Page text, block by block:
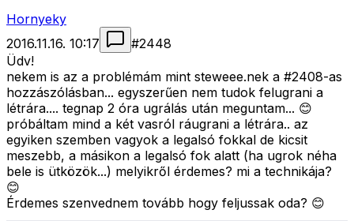
Hornyeky
2016.11.16. 10:17
#2448
Üdv!
nekem is az a problémám mint steweee.nek a #2408-as
hozzászólásban... egyszerűen nem tudok felugrani a
létrára.... tegnap 2 óra ugrálás után meguntam... 😊
próbáltam mind a két vasról ráugrani a létrára.. az
egyiken szemben vagyok a legalsó fokkal de kicsit
meszebb, a másikon a legalsó fok alatt (ha ugrok néha
bele is ütközök...) melyikről érdemes? mi a technikája?
😊
Érdemes szenvednem tovább hogy feljussak oda? 😊